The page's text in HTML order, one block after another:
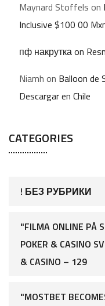
Maynard Stoffels on
Inclusive $100 00
пф накруткаon
Niamh on Balloon de
Descargar en Chile
CATEGORIES
! БЕЗ РУБРИКИ
"FILMA ONLINE PÅ
POKER & CASINO
& CASINO – 129
"MOSTBET